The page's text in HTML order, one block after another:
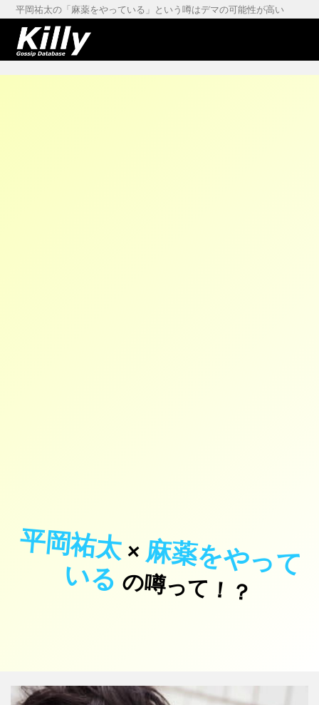
平岡祐太の「麻薬をやっている」という噂はデマの可能性が高い
平岡祐太× 麻
薬
を
や
っ
て
い
る の噂って！？